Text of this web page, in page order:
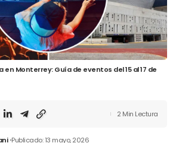
en Monterrey: Guía de eventos del 15 al 17 de
Publicado: 13 mayo, 2026
2 Min Lectura